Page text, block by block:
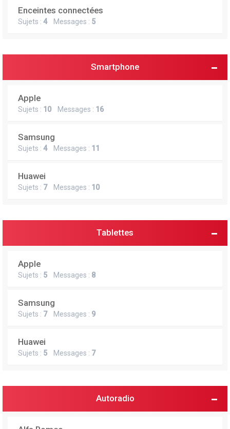
Enceintes connectées
Sujets : 4Messages : 5
Smartphone
Apple
Sujets : 10 Messages : 16
Samsung
Sujets : 4Messages : 11
Huawei
Sujets : 7Messages : 10
Tablettes
Apple
Sujets : 5 Messages : 8
Samsung
Sujets : 7Messages : 9
Huawei
Sujets : 5 Messages : 7
Autoradio